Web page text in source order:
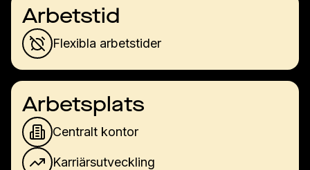
Arbetstid
Flexibla arbetstider
Arbetsplats
Centralt kontor
Karriärsutveckling